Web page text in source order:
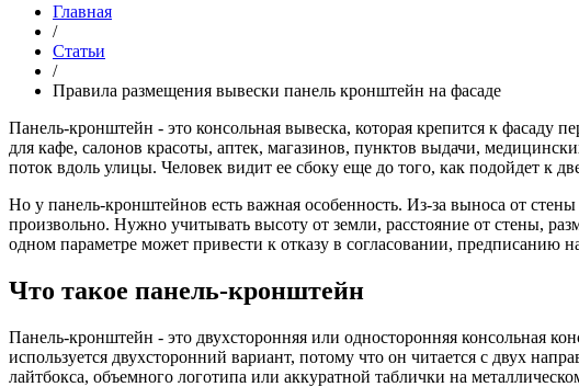
Главная
/
Статьи
/
Правила размещения вывески панель кронштейн на фасаде
Панель-кронштейн - это консольная вывеска, которая крепится к фасаду
для кафе, салонов красоты, аптек, магазинов, пунктов выдачи,
поток вдоль улицы. Человек видит ее сбоку еще до того, как подойдет к
Но у панель-кронштейнов есть важная особенность. Из-за выноса от
произвольно. Нужно учитывать высоту от земли, расстояние от стены,
одном параметре может привести к отказу в согласовании, предписанию
Что такое панель-кронштейн
Панель-кронштейн - это двухсторонняя или односторонняя консольная
используется двухсторонний вариант, потому что он читается с двух
лайтбокса, объемного логотипа или аккуратной таблички на